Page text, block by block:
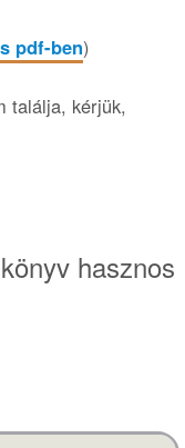
pdf-ben)
találja, kérjük,
hasznos